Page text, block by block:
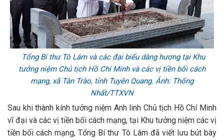
Tổng Bí thư Tô Lâm và các đại biểu dâng hương tại Khu
tưởng niệm Chủ tịch Hồ Chí Minh và các vị tiền bối cách
mạng, xã Tân Trào, tỉnh Tuyên Quang. Ảnh: Thống
Nhất/TTXVN
Sau khi thành kính tưởng niệm Anh linh Chủ tịch Hồ Chí Minh
vĩ đại và các vị tiền bối cách mạng, tại Khu tưởng niệm các vị
tiền bối cách mạng, Tổng Bí thư Tô Lâm đã viết lưu bút bày